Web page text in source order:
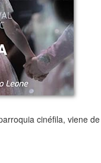
cinéfila, viene